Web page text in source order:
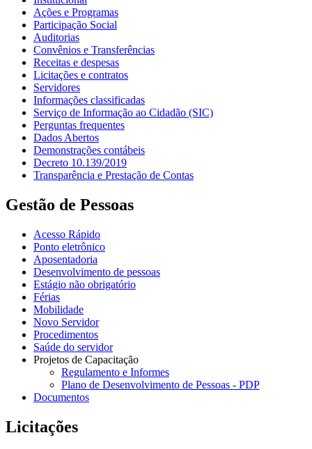
Ações e Programas
Participação Social
Auditorias
Convênios e Transferências
Receitas e despesas
Licitações e contratos
Servidores
Informações classificadas
Serviço de Informação ao Cidadão (SIC)
Perguntas frequentes
Dados Abertos
Demonstrações contábeis
Decreto 10.139/2019
Transparência e Prestação de Contas
Gestão de Pessoas
Acesso Rápido
Ponto eletrônico
Aposentadoria
Desenvolvimento de pessoas
Estágio não obrigatório
Férias
Mobilidade
Novo Servidor
Procedimentos
Saúde do servidor
Projetos de Capacitação
Regulamento e Informes
Plano de Desenvolvimento de Pessoas - PDP
Documentos
Licitações